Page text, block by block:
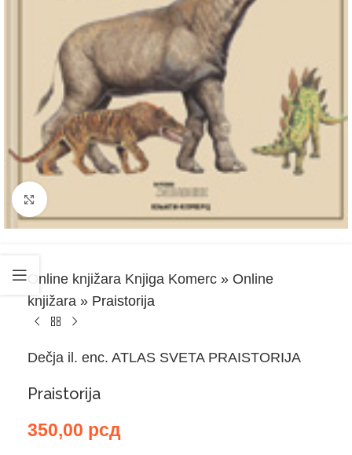
Kliknite za uvećanje
Online knjižara Knjiga Komerc » Online
knjižara » Praistorija
Dečja il. enc. ATLAS SVETA PRAISTORIJA
Praistorija
350,00 рсд